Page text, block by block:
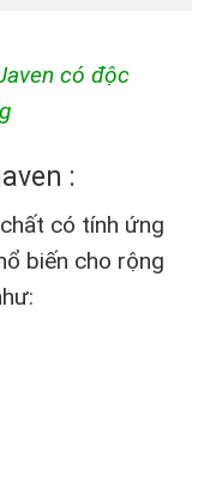
có độc
:
có tính ứng
biến cho rộng